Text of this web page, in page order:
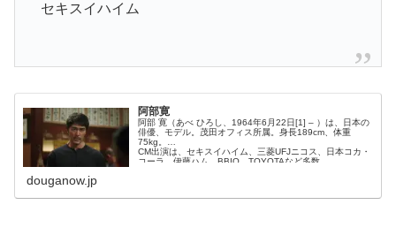
セキスイハイム
阿部寛
阿部 寛（あべ ひろし、1964年6月22日[1] – ）は、日本の
俳優、モデル。茂田オフィス所属。身長189cm、体重
75kg。
CM出演は、セキスイハイム、三菱UFJニコス、日本コカ・
コーラ、伊藤ハム、BBIQ、TOYOTAなど多数。
douganow.jp